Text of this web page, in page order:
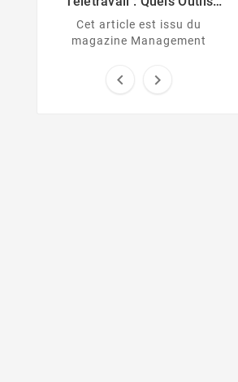
Développer Pour Maintenir
L’efficacité À Distance ?
Cet article est issu du
magazine Management
 